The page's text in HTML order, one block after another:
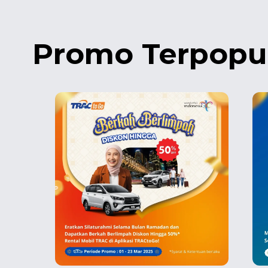
Promo